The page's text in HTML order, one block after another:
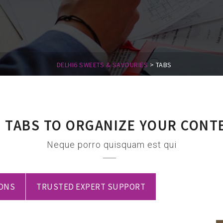
DELHI6 SWEETS & SAVOURIES > TABS
TABS TO ORGANIZE YOUR
Neque porro quisquam est qui
TRUSTED EXPERT SUPPORT